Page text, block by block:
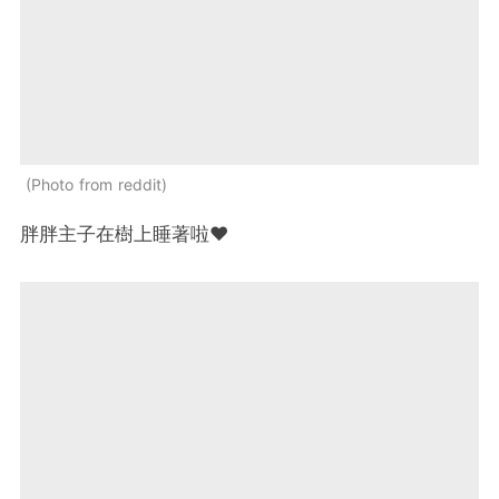
Photo from reddit
胖胖主子在樹上睡著啦❤